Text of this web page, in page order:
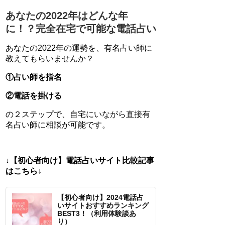
あなたの2022年はどんな年
に！？完全在宅で可能な電話占い
あなたの2022年の運勢を、有名占い師に
教えてもらいませんか？
①占い師を指名
②電話を掛ける
の２ステップで、自宅にいながら直接有
名占い師に相談が可能です。
↓【初心者向け】電話占いサイト比較記事
はこちら↓
【初心者向け】2024電話占
いサイトおすすめランキング
BEST3！（利用体験談あ
り）